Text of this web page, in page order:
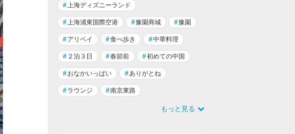
#上海ディズニーランド
#上海浦東国際空港 #豫園商城 #豫園
# アリペイ #食べ歩き #中華料理
# ２泊３日 #春節前 #初めての中国
# おなかいっぱい #ありがとね
# ラウンジ #南京東路
もっと見る